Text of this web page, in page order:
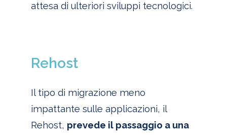
attesa di ulteriori sviluppi tecnologici.
Rehost
Il tipo di migrazione meno
impattante sulle applicazioni, il
Rehost, prevede il passaggio a una